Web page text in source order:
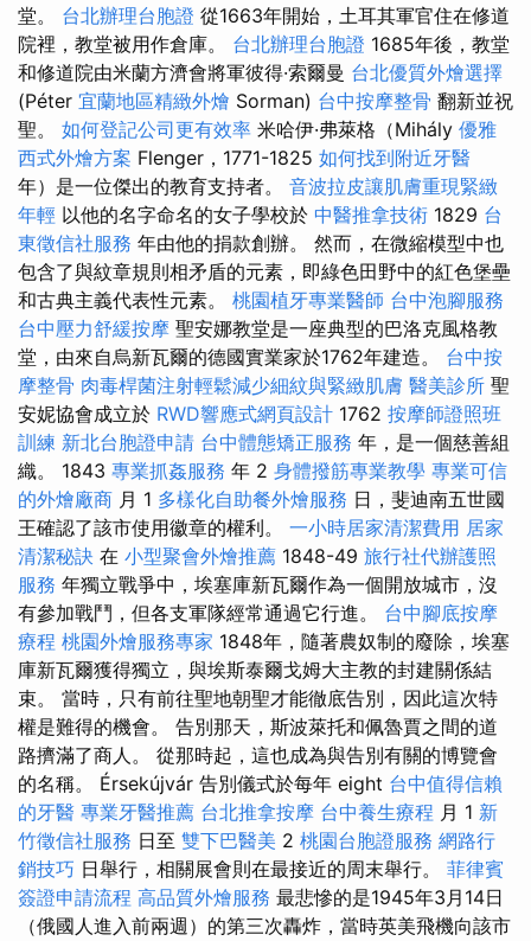
堂。 台北辦理台胞證 從1663年開始，土耳其軍官住在修道
院裡，教堂被用作倉庫。 台北辦理台胞證 1685年後，教堂
和修道院由米蘭方濟會將軍彼得·索爾曼 台北優質外燴選擇
(Péter 宜蘭地區精緻外燴 Sorman) 台中按摩整骨 翻新並祝
聖。 如何登記公司更有效率 米哈伊·弗萊格（Mihály 優雅
西式外燴方案 Flenger，1771-1825 如何找到附近牙醫
年）是一位傑出的教育支持者。 音波拉皮讓肌膚重現緊緻
年輕 以他的名字命名的女子學校於 中醫推拿技術 1829 台
東徵信社服務 年由他的捐款創辦。 然而，在微縮模型中也
包含了與紋章規則相矛盾的元素，即綠色田野中的紅色堡壘
和古典主義代表性元素。 桃園植牙專業醫師 台中泡腳服務
台中壓力舒緩按摩 聖安娜教堂是一座典型的巴洛克風格教
堂，由來自烏新瓦爾的德國實業家於1762年建造。 台中按
摩整骨 肉毒桿菌注射輕鬆減少細紋與緊緻肌膚 醫美診所 聖
安妮協會成立於 RWD響應式網頁設計 1762 按摩師證照班
訓練 新北台胞證申請 台中體態矯正服務 年，是一個慈善組
織。 1843 專業抓姦服務 年 2 身體撥筋專業教學 專業可信
的外燴廠商 月 1 多樣化自助餐外燴服務 日，斐迪南五世國
王確認了該市使用徽章的權利。 一小時居家清潔費用 居家
清潔秘訣 在 小型聚會外燴推薦 1848-49 旅行社代辦護照
服務 年獨立戰爭中，埃塞庫新瓦爾作為一個開放城市，沒
有參加戰鬥，但各支軍隊經常通過它行進。 台中腳底按摩
療程 桃園外燴服務專家 1848年，隨著農奴制的廢除，埃塞
庫新瓦爾獲得獨立，與埃斯泰爾戈姆大主教的封建關係結
束。 當時，只有前往聖地朝聖才能徹底告別，因此這次特
權是難得的機會。 告別那天，斯波萊托和佩魯賈之間的道
路擠滿了商人。 從那時起，這也成為與告別有關的博覽會
的名稱。 Érsekújvár 告別儀式於每年 eight 台中值得信賴
的牙醫 專業牙醫推薦 台北推拿按摩 台中養生療程 月 1 新
竹徵信社服務 日至 雙下巴醫美 2 桃園台胞證服務 網路行
銷技巧 日舉行，相關展會則在最接近的周末舉行。 菲律賓
簽證申請流程 高品質外燴服務 最悲慘的是1945年3月14日
（俄國人進入前兩週）的第三次轟炸，當時英美飛機向該市